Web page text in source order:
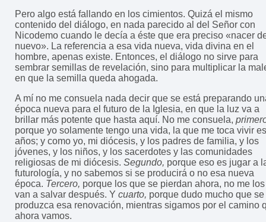
Pero algo está fallando en los cimientos. Quizá el mismo
contenido del diálogo, en nada parecido al del Señor con
Nicodemo cuando le decía a éste que era preciso «nacer
nuevo». La referencia a esa vida nueva, vida divina en el
hombre, apenas existe. Entonces, el diálogo no sirve para
sembrar semillas de revelación, sino para multiplicar la
en que la semilla queda ahogada.
A mí no me consuela nada decir que se está preparando
época nueva para el futuro de la Iglesia, en que la luz va a
brillar más potente que hasta aquí. No me consuela,
porque yo solamente tengo una vida, la que me toca vivir
años; y como yo, mi diócesis, y los padres de familia, y los
jóvenes, y los niños, y los sacerdotes y las comunidades
religiosas de mi diócesis. Segundo, porque eso es jugar a
futurología, y no sabemos si se producirá o no esa nueva
época. Tercero, porque los que se pierdan ahora, no me los
van a salvar después. Y cuarto, porque dudo mucho que se
produzca esa renovación, mientras sigamos por el camino
ahora vamos.